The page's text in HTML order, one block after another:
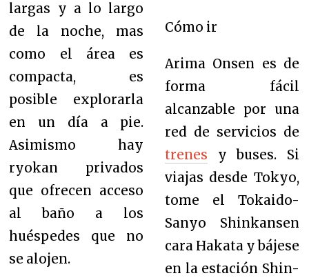
largas y a lo largo
de la noche, mas
como el área es
compacta, es
posible explorarla
en un día a pie.
Asimismo hay
ryokan privados
que ofrecen acceso
al baño a los
huéspedes que no
se alojen.
Cómo ir
Arima Onsen es de
forma fácil
alcanzable por una
red de servicios de
trenes y buses. Si
viajas desde Tokyo,
tome el Tokaido-
Sanyo Shinkansen
cara Hakata y bájese
en la estación Shin-